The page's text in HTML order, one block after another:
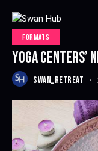
FORMATS
YOGA CENTERS’
SWAN_RETREAT